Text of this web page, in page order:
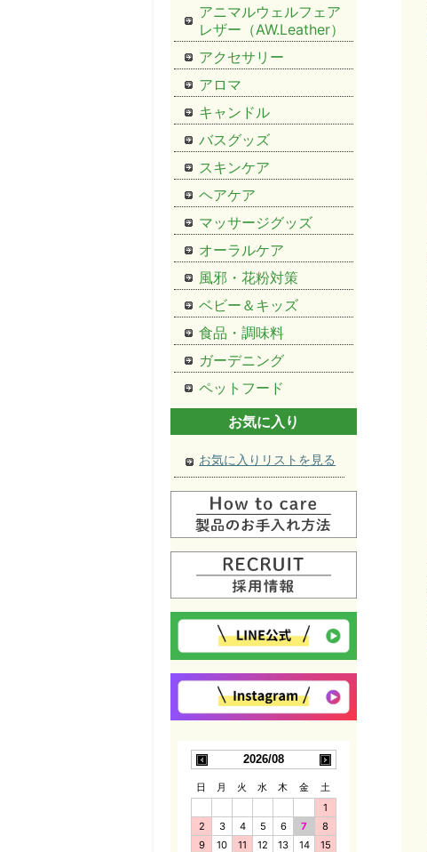
アニマルウェルフェア
レザー（AW.Leather）
アクセサリー
アロマ
キャンドル
バスグッズ
スキンケア
ヘアケア
マッサージグッズ
オーラルケア
風邪・花粉対策
ベビー＆キッズ
食品・調味料
ガーデニング
ペットフード
お気に入り
お気に入りリストを見る
2026/08
日 月 火 水 木 金
土
1
2
3 4 5 6 7
8
9
10 11 12 13 14
15